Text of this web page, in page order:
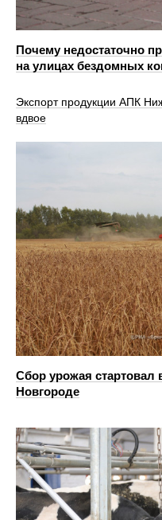
Почему недостаточно
на улицах бездомных
Экспорт продукции АПК
вдвое
Сбор урожая
Новгороде